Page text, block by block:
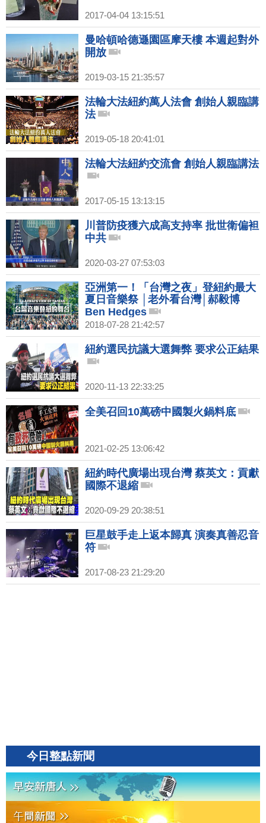
2017-04-04 13:15:51
曼哈頓哈德遜園區摩天樓 本週起對外
開放
2019-03-15 21:35:57
法輪大法紐約萬人法會 創始人親臨講
法
2019-05-18 20:41:01
法輪大法紐約交流會 創始人親臨講法
2017-05-15 13:13:15
川普防疫獲六成高支持率 批世衛偏袒
中共
2020-03-27 07:53:03
亞洲第一！「台灣之夜」登紐約最大
夏日音樂祭 │老外看台灣│郝毅博
Ben Hedges
2018-07-28 21:42:57
紐約選民抗議大選舞弊 要求公正結果
2020-11-13 22:33:25
全美召回10萬磅中國製火鍋料底
2021-02-25 13:06:42
紐約時代廣場出現台灣 蔡英文：貢獻
國際不退縮
2020-09-29 20:38:51
巨星鼓手走上返本歸真 演奏真善忍音
符
2017-08-23 21:29:20
今日整點新聞